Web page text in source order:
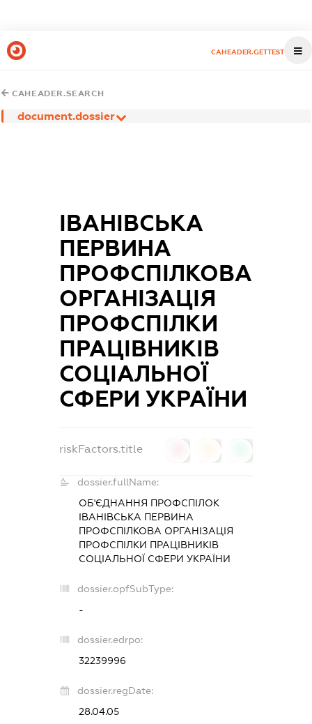
CAHEADER.GETTEST
CAHEADER.SEARCH
document.dossier
ІВАНІВСЬКА
ПЕРВИНА
ПРОФСПІЛКОВА
ОРГАНІЗАЦІЯ
ПРОФСПІЛКИ
ПРАЦІВНИКІВ
СОЦІАЛЬНОЇ
СФЕРИ УКРАЇНИ
riskFactors.title
dossier.fullName:
ОБ'ЄДНАННЯ ПРОФСПІЛОК
ІВАНІВСЬКА ПЕРВИНА
ПРОФСПІЛКОВА ОРГАНІЗАЦІЯ
ПРОФСПІЛКИ ПРАЦІВНИКІВ
СОЦІАЛЬНОЇ СФЕРИ УКРАЇНИ
dossier.opfSubType:
-
dossier.edrpo:
32239996
dossier.regDate:
28.04.05